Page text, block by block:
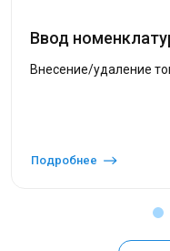
Ввод
Внесение/удаление
Подробнее